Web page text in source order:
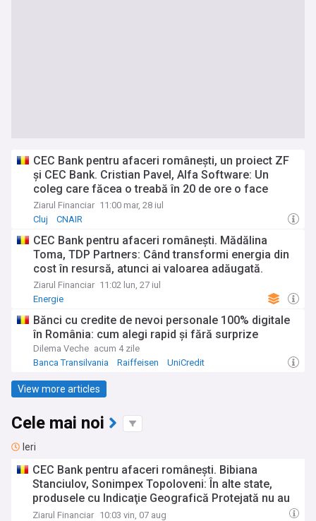
CEC Bank pentru afaceri româneşti, un proiect ZF
şi CEC Bank. Cristian Pavel, Alfa Software: Un
coleg care făcea o treabă în 20 de ore o face
acum, cu AI, în 3-4 ore. Am închis iunie cu o
creştere de 18% faţă de anul trecut
Ziarul Financiar 11:00 mar, 28 iul
Cluj
CNAIR
CEC Bank pentru afaceri româneşti. Mădălina
Toma, TDP Partners: Când transformi energia din
cost în resursă, atunci ai valoarea adăugată.
Aceasta cred că înseamnă maturizarea pieţei de
energie şi direcţia corectă de dezvoltare
Ziarul Financiar 11:02 lun, 27 iul
Energie
Bănci cu credite de nevoi personale 100% digitale
în România: cum alegi rapid și fără surprize
Dilema Veche acum 4 zile
Banca Transilvania
Raiffeisen UniCredit
View more articles
Cele mai noi
Ieri
CEC Bank pentru afaceri româneşti. Bibiana
Stanciulov, Sonimpex Topoloveni: În alte state,
produsele cu Indicaţie Geografică Protejată nu au
acelaşi TVA cu restul. Desfiinţarea clasei de mijloc
Ziarul Financiar 10:03 vin, 07 aug